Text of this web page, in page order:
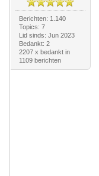
Berichten: 1.140
Topics: 7
Lid sinds: Jun 2023
Bedankt: 2
2207 x bedankt in
1109 berichten